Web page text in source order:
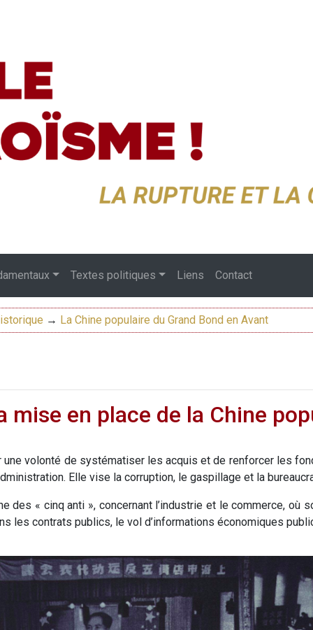
Textes politiques Liens Contact
→ La Chine populaire du Grand Bond en Avant
mise en place de la Chine
volonté de systématiser les acquis et de renforcer les
Elle vise la corruption, le gaspillage et la
des « cinq anti », concernant l’industrie et le commerce,
les contrats publics, le vol d’informations économiques